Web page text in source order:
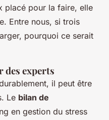
placé pour la faire, elle
Entre nous, si trois
pourquoi ce serait
des experts
il peut être
Le bilan de
en gestion du stress